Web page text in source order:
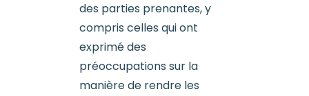
des parties prenantes, y
compris celles qui ont
exprimé des
préoccupations sur la
manière de rendre les